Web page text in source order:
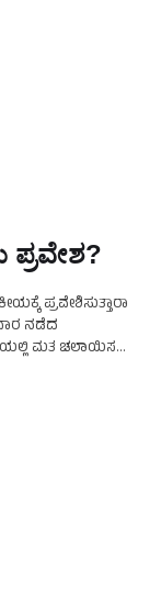
ಪ್ರವೇಶಿಸುತ್ತಾರಾ
ನಡೆದ
ಮತ ಚಲಾಯಿಸಲು